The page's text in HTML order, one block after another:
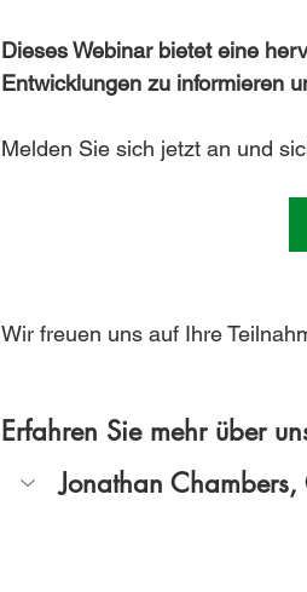
Dieses Webinar bietet eine
Entwicklungen zu informieren
Melden Sie sich jetzt an und
Wir freuen uns auf Ihre
Erfahren Sie mehr über
Jonathan Chambers,